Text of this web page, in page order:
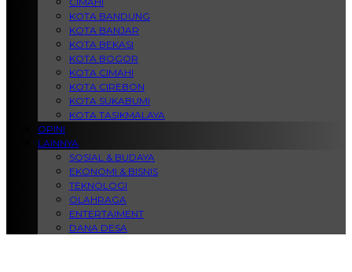
KOTA BANDUNG
KOTA BANJAR
KOTA BEKASI
KOTA BOGOR
KOTA CIMAHI
KOTA CIREBON
KOTA SUKABUMI
KOTA TASIKMALAYA
OPINI
LAINNYA
SOSIAL & BUDAYA
EKONOMI & BISNIS
TEKNOLOGI
OLAHRAGA
ENTERTAIMENT
DANA DESA